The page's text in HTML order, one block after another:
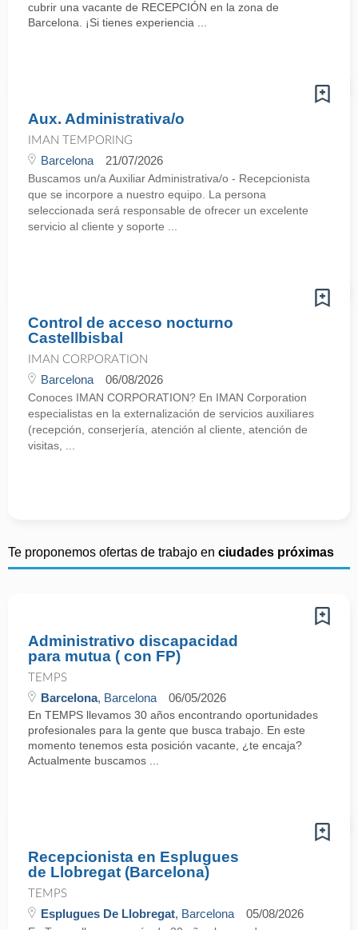
cubrir una vacante de RECEPCIÓN en la zona de
Barcelona. ¡Si tienes experiencia ...
Aux. Administrativa/o
IMAN TEMPORING
Barcelona 21/07/2026
Buscamos un/a Auxiliar Administrativa/o - Recepcionista
que se incorpore a nuestro equipo. La persona
seleccionada será responsable de ofrecer un excelente
servicio al cliente y soporte ...
Control de acceso nocturno
Castellbisbal
IMAN CORPORATION
Barcelona 06/08/2026
Conoces IMAN CORPORATION? En IMAN Corporation
especialistas en la externalización de servicios auxiliares
(recepción, conserjería, atención al cliente, atención de
visitas, ...
Te proponemos ofertas de trabajo en ciudades próximas
Administrativo discapacidad
para mutua ( con FP)
TEMPS
Barcelona, Barcelona 06/05/2026
En TEMPS llevamos 30 años encontrando oportunidades
profesionales para la gente que busca trabajo. En este
momento tenemos esta posición vacante, ¿te encaja?
Actualmente buscamos ...
Recepcionista en Esplugues
de Llobregat (Barcelona)
TEMPS
Esplugues De Llobregat, Barcelona 05/08/2026